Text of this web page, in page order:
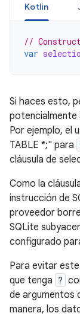
Kotlin
//
var
Si haces esto,
potencialmente
Por ejemplo, el
TABLE *;" para
cláusula de
Como la
instrucción de
proveedor
SQLite
configurado
Para evitar
que tenga ?
de argumentos
manera, los